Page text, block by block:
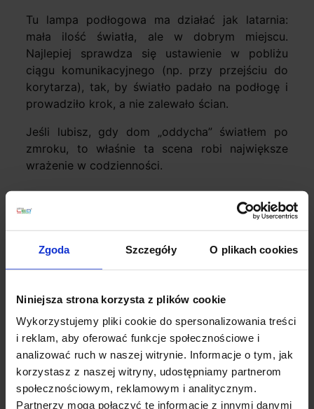
Zgoda Szczegóły O plikach cookies
Niniejsza strona korzysta z plików cookie
Wykorzystujemy pliki cookie do spersonalizowania treści
i reklam, aby oferować funkcje społecznościowe i
analizować ruch w naszej witrynie. Informacje o tym, jak
korzystasz z naszej witryny, udostępniamy partnerom
społecznościowym, reklamowym i analitycznym.
Partnerzy mogą połączyć te informacje z innymi danymi
Tu lampa podłogowa ma działać jak latarnia:
mała ilość światła, ale w dobrym miejscu.
Najlepiej sprawdza się ustawienie w pobliżu
ciągu komunikacyjnego (np. przy przejściu do
korytarza), tak, by światło padało na podłogę i
prowadziło krok, a nie zalewało ścian.
Jeśli lubisz, gdy dom „oddycha” światłem po
zmroku, to właśnie ta scena robi największe
wrażenie w codzienności.
wysokościach
Kiedy masz tylko sufit, cała scena jest płaska.
co oglądasz z kanapy. Współczesne wnętrza
warstwowego i „rzeźbiarskich” akcentów — bo
ludzie chcą wnętrz miękkich, a nie
laboratoryjnych.
Nowoczesna lampa podłogowa może być